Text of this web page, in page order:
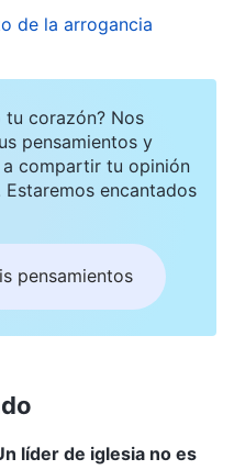
el momento, yo
limitaba a otros,
era particularmente
consejo de sus
elegirla como
perturbar
“No conoces la
de la iglesia.
para el trabajo.
reacia a las
de la arrogancia
corazón? Nos
pensamientos y
compartir tu opinión
encantados
pensamientos
líder de iglesia no es